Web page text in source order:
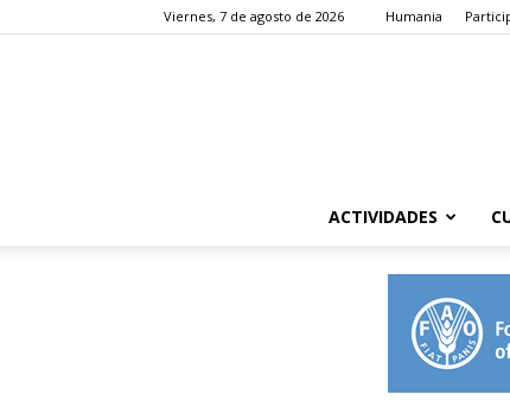
Viernes, 7 de agosto de 2026 Humania
ACTIVIDADES